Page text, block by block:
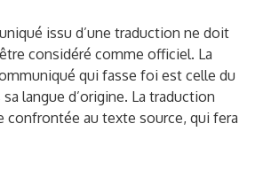
issu d’une traduction ne doit
considéré comme officiel. La
qui fasse foi est celle du
langue d’origine. La traduction
confrontée au texte source, qui fera